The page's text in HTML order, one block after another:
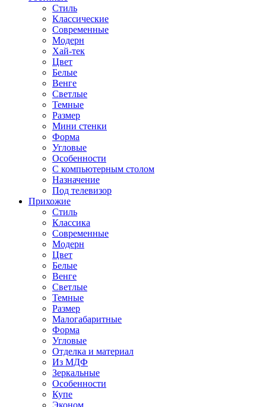
Стиль
Классические
Современные
Модерн
Хай-тек
Цвет
Белые
Венге
Светлые
Темные
Размер
Мини стенки
Форма
Угловые
Особенности
С компьютерным столом
Назначение
Под телевизор
Прихожие
Стиль
Классика
Современные
Модерн
Цвет
Белые
Венге
Светлые
Темные
Размер
Малогабаритные
Форма
Угловые
Отделка и материал
Из МДФ
Зеркальные
Особенности
Купе
Эконом